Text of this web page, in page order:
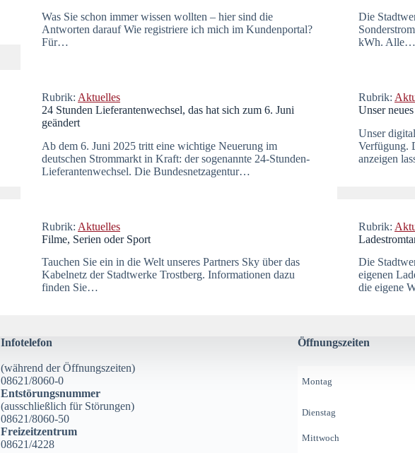
Was Sie schon immer wissen wollten – hier sind die
Antworten darauf Wie registriere ich mich im Kundenportal?
Für…
Die
kWh. Alle…
Rubrik: Aktuelles
24 Stunden Lieferantenwechsel, das hat sich zum 6. Juni
geändert
Ab dem 6. Juni 2025 tritt eine wichtige Neuerung im
deutschen Strommarkt in Kraft: der sogenannte 24-Stunden-
Lieferantenwechsel. Die Bundesnetzagentur…
Rubrik:
Unser
Unser
Verfügung.
anzeigen
Rubrik: Aktuelles
Filme, Serien oder Sport
Tauchen Sie ein in die Welt unseres Partners Sky über das
Kabelnetz der Stadtwerke Trostberg. Informationen dazu
finden Sie…
Rubrik:
Die
eigenen
die eigene
Infotelefon
(während der Öffnungszeiten)
08621/8060-0
Entstörungsnummer
(ausschließlich für Störungen)
08621/8060-50
Freizeitzentrum
08621/4228
Öffnungszeiten
Montag
Dienstag
Mittwoch